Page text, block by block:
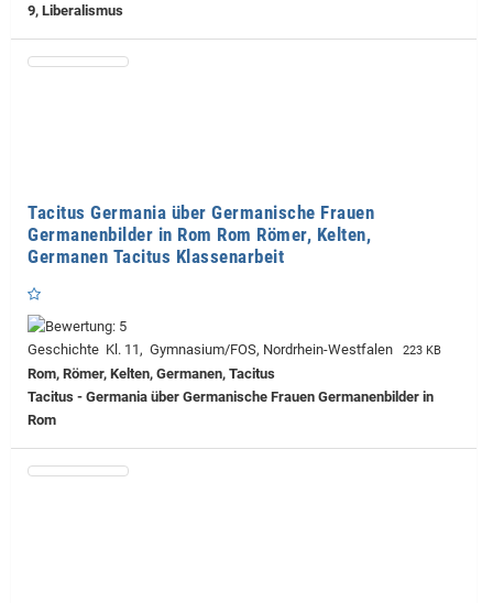
9, Liberalismus
Tacitus Germania über Germanische Frauen
Germanenbilder in Rom Rom Römer, Kelten,
Germanen Tacitus Klassenarbeit
Geschichte Kl. 11, Gymnasium/FOS, Nordrhein-Westfalen 223 KB
Rom, Römer, Kelten, Germanen, Tacitus
Tacitus - Germania über Germanische Frauen Germanenbilder in
Rom